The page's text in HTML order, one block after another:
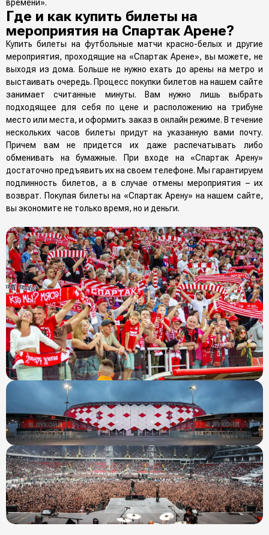
времени».
Где и как купить билеты на
мероприятия на Спартак Арене?
Купить билеты на футбольные матчи красно-белых и другие
мероприятия, проходящие на «Спартак Арене», вы можете, не
выходя из дома. Больше не нужно ехать до арены на метро и
выстаивать очередь. Процесс покупки билетов на нашем сайте
занимает считанные минуты. Вам нужно лишь выбрать
подходящее для себя по цене и расположению на трибуне
место или места, и оформить заказ в онлайн режиме. В течение
нескольких часов билеты придут на указанную вами почту.
Причем вам не придется их даже распечатывать либо
обменивать на бумажные. При входе на «Спартак Арену»
достаточно предъявить их на своем телефоне. Мы гарантируем
подлинность билетов, а в случае отмены мероприятия – их
возврат. Покупая билеты на «Спартак Арену» на нашем сайте,
вы экономите не только время, но и деньги.